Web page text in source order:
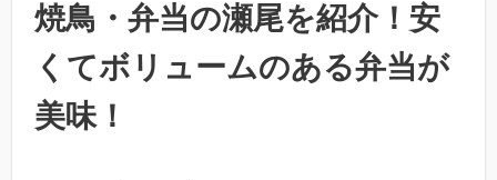
焼鳥・弁当の瀬尾を紹介！安
くてボリュームのある弁当が
美味！